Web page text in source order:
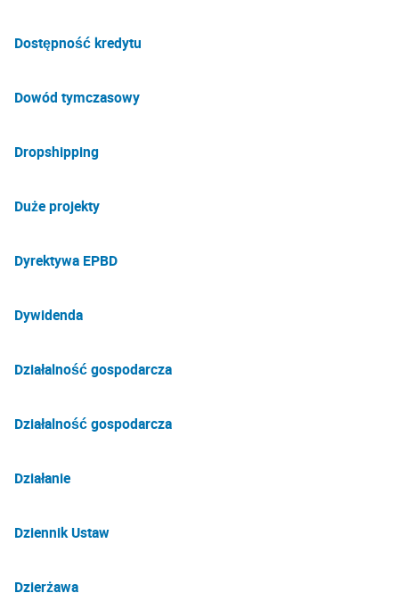
Dostępność kredytu
Dowód tymczasowy
Dropshipping
Duże projekty
Dyrektywa EPBD
Dywidenda
Działalność gospodarcza
Działalność gospodarcza
Działanie
Dziennik Ustaw
Dzierżawa